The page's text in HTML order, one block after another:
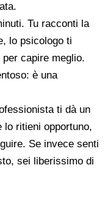
Tu racconti la
lo psicologo ti
capire meglio.
è una
ti dà un
lo ritieni opportuno,
Se invece senti
sei liberissimo di